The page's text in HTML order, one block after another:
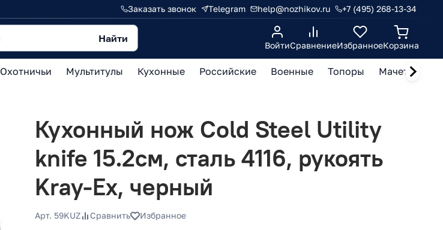
Заказать звонок Telegram help@nozhikov.ru +7 (495) 268-13-34
Найти
ВойтиСравнениеИзбранноеКорзина
Охотничьи Мультитулы Кухонные Российские Военные Топоры Мачете,
Кухонный нож Cold Steel Utility
knife 15.2см, сталь 4116, рукоять
Kray-Ex, черный
Арт. 59KUZ Сравнить Избранное